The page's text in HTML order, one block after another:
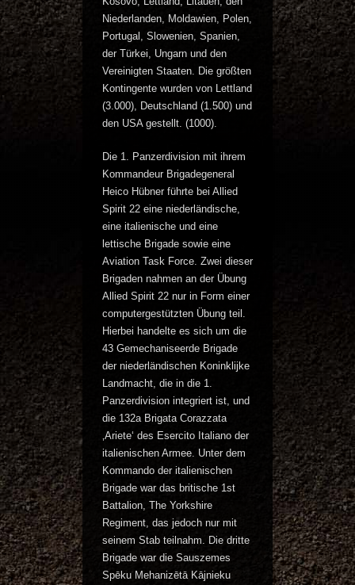
Niederlanden, Moldawien, Polen,
Portugal, Slowenien, Spanien,
der Türkei, Ungarn und den
Vereinigten Staaten. Die größten
Kontingente wurden von Lettland
(3.000), Deutschland (1.500) und
den USA gestellt. (1000).
Die 1. Panzerdivision mit ihrem
Kommandeur Brigadegeneral
Heico Hübner führte bei Allied
Spirit 22 eine niederländische,
eine italienische und eine
lettische Brigade sowie eine
Aviation Task Force. Zwei dieser
Brigaden nahmen an der Übung
Allied Spirit 22 nur in Form einer
computergestützten Übung teil.
Hierbei handelte es sich um die
43 Gemechaniseerde Brigade
der niederländischen Koninklijke
Landmacht, die in die 1.
Panzerdivision integriert ist, und
die 132a Brigata Corazzata
‚Ariete‘ des Esercito Italiano der
italienischen Armee. Unter dem
Kommando der italienischen
Brigade war das britische 1st
Battalion, The Yorkshire
Regiment, das jedoch nur mit
seinem Stab teilnahm. Die dritte
Brigade war die Sauszemes
Spēku Mehanizētā Kājnieku